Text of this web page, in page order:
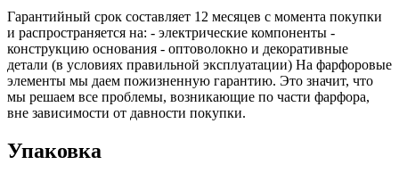
Гарантийный срок составляет 12 месяцев с момента покупки
и распространяется на: - электрические компоненты -
конструкцию основания - оптоволокно и декоративные
детали (в условиях правильной эксплуатации) На фарфоровые
элементы мы даем пожизненную гарантию. Это значит, что
мы решаем все проблемы, возникающие по части фарфора,
вне зависимости от давности покупки.
Упаковка